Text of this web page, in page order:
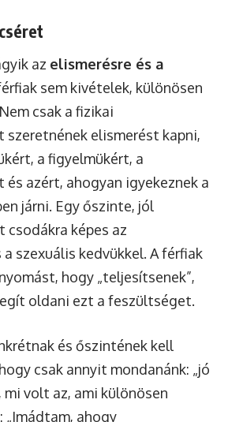
az elismerésre és a
sem kivételek, különösen
csak a fizikai
elismerést kapni,
a figyelmükért, a
és azért, ahogyan igyekeznek a
járni. Egy őszinte, jól
képes az
szexuális kedvükkel. A férfiak
hogy „teljesítsenek”,
oldani ezt a feszültséget.
és őszintének kell
csak annyit mondanánk: „jó
mi volt az, ami különösen
ahogy